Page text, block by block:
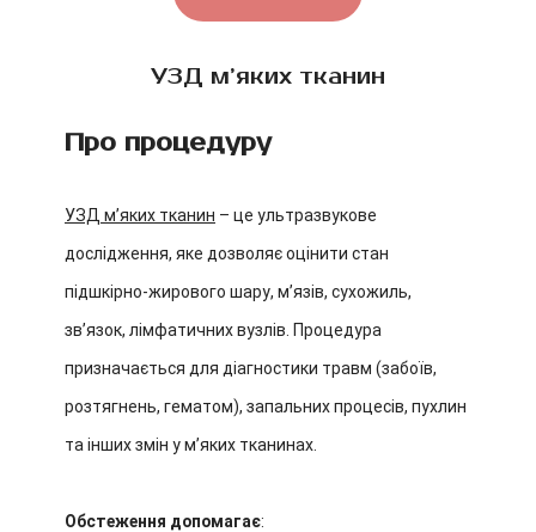
УЗД м’яких тканин
Про процедуру
УЗД м’яких тканин – це ультразвукове
дослідження, яке дозволяє оцінити стан
підшкірно-жирового шару, м’язів, сухожиль,
зв’язок, лімфатичних вузлів. Процедура
призначається для діагностики травм (забоїв,
розтягнень, гематом), запальних процесів, пухлин
та інших змін у м’яких тканинах.
Обстеження допомагає: